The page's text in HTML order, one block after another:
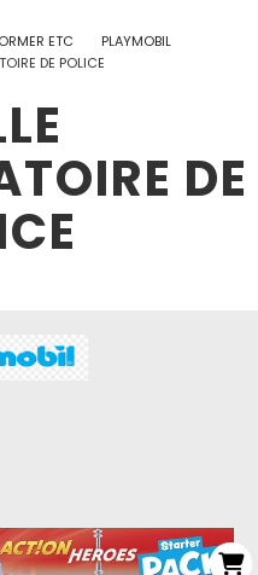
ETC
PLAYMOBIL
DE POLICE
DE